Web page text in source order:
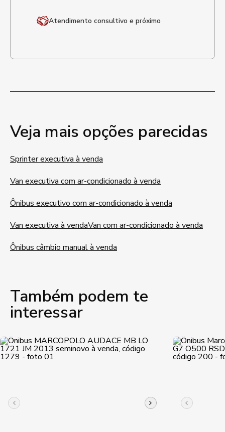
Atendimento consultivo e próximo
Veja mais opções parecidas
Sprinter executiva à venda
Van executiva com ar-condicionado à venda
Ônibus executivo com ar-condicionado à venda
Van executiva à vendaVan com ar-condicionado à venda
Ônibus câmbio manual à venda
Também podem te
interessar